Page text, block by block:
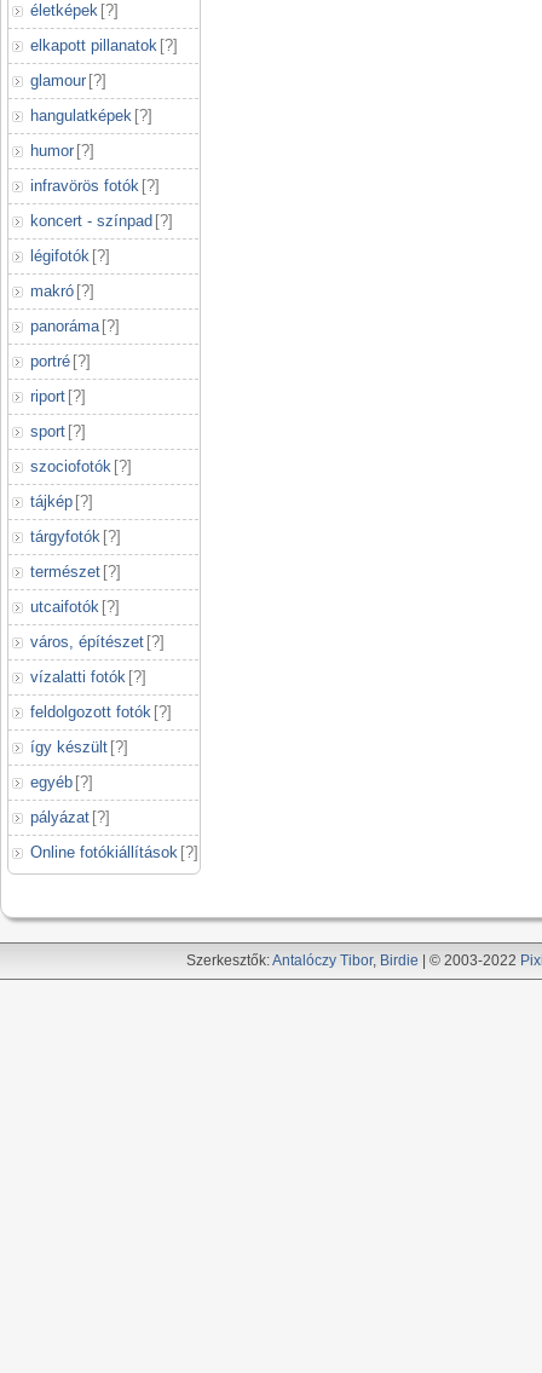
életképek [?]
elkapott pillanatok [?]
glamour [?]
hangulatképek [?]
humor [?]
infravörös fotók [?]
koncert - színpad [?]
légifotók [?]
makró [?]
panoráma [?]
portré [?]
riport [?]
sport [?]
szociofotók [?]
tájkép [?]
tárgyfotók [?]
természet [?]
utcaifotók [?]
város, építészet [?]
vízalatti fotók [?]
feldolgozott fotók [?]
így készült [?]
egyéb [?]
pályázat [?]
Online fotókiállítások [?]
Szerkesztők:Antalóczy Tibor, Birdie | © 2003-2022